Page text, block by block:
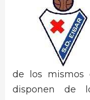
de los mismos
disponen de